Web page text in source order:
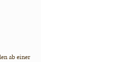
ab einer